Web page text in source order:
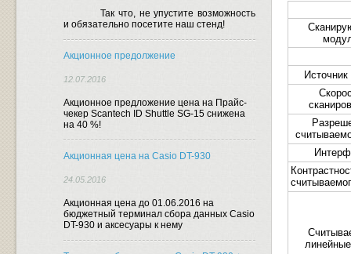
Так что, не упустите возможность
и обязательно посетите наш стенд!
Акционное предолжение
12.07.2016
Акционное предложение цена на Прайс-
чекер Scantech ID Shuttle SG-15 снижена
на 40 %!
Акционная цена на Casio DT-930
24.05.2016
Акционная цена до 01.06.2016 на
бюджетный терминал сбора данных Casio
DT-930 и аксесуары к нему
Источник